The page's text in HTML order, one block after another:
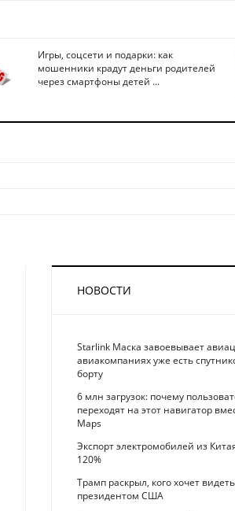
Игры, соцсети и подарки: как
мошенники крадут деньги родителей
через смартфоны детей ...
НОВОСТИ
Starlink Маска завоевывает
авиакомпаниях уже есть
борту
6 млн загрузок: почему
переходят на этот навигатор
Maps
Экспорт электромобилей из
120%
Трамп раскрыл, кого хочет
президентом США